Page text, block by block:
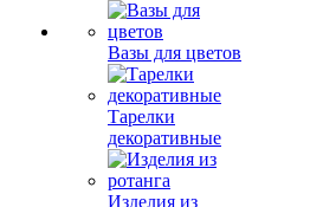
Вазы для цветов
Тарелки
декоративные
Изделия из